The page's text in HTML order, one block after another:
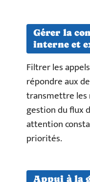
Gérer la
interne et
Filtrer les
répondre aux
transmettre les
gestion du flux
attention
priorités.
Appui à la